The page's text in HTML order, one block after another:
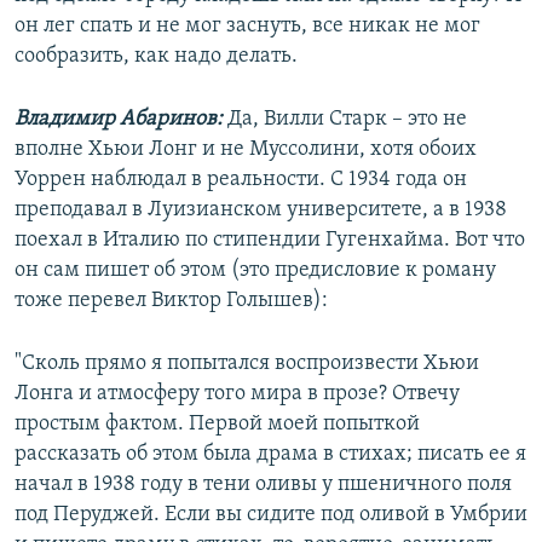
он лег спать и не мог заснуть, все никак не мог
сообразить, как надо делать.
Владимир Абаринов:Да, Вилли Старк – это не
вполне Хьюи Лонг и не Муссолини, хотя обоих
Уоррен наблюдал в реальности. С 1934 года он
преподавал в Луизианском университете, а в 1938
поехал в Италию по стипендии Гугенхайма. Вот что
он сам пишет об этом (это предисловие к роману
тоже перевел Виктор Голышев):
"Сколь прямо я попытался воспроизвести Хьюи
Лонга и атмосферу того мира в прозе? Отвечу
простым фактом. Первой моей попыткой
рассказать об этом была драма в стихах; писать ее я
начал в 1938 году в тени оливы у пшеничного поля
под Перуджей. Если вы сидите под оливой в Умбрии